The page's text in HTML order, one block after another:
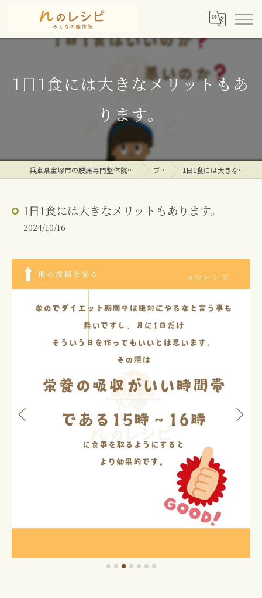
1日1食には大きなメリットもあ
ります。
兵庫県宝塚市の腰痛専門整体院ならｎのレシピみんなの整体院 ブログ 1日1食には大きなメリットもあります。
1日1食には大きなメリットもあります。
2024/10/16